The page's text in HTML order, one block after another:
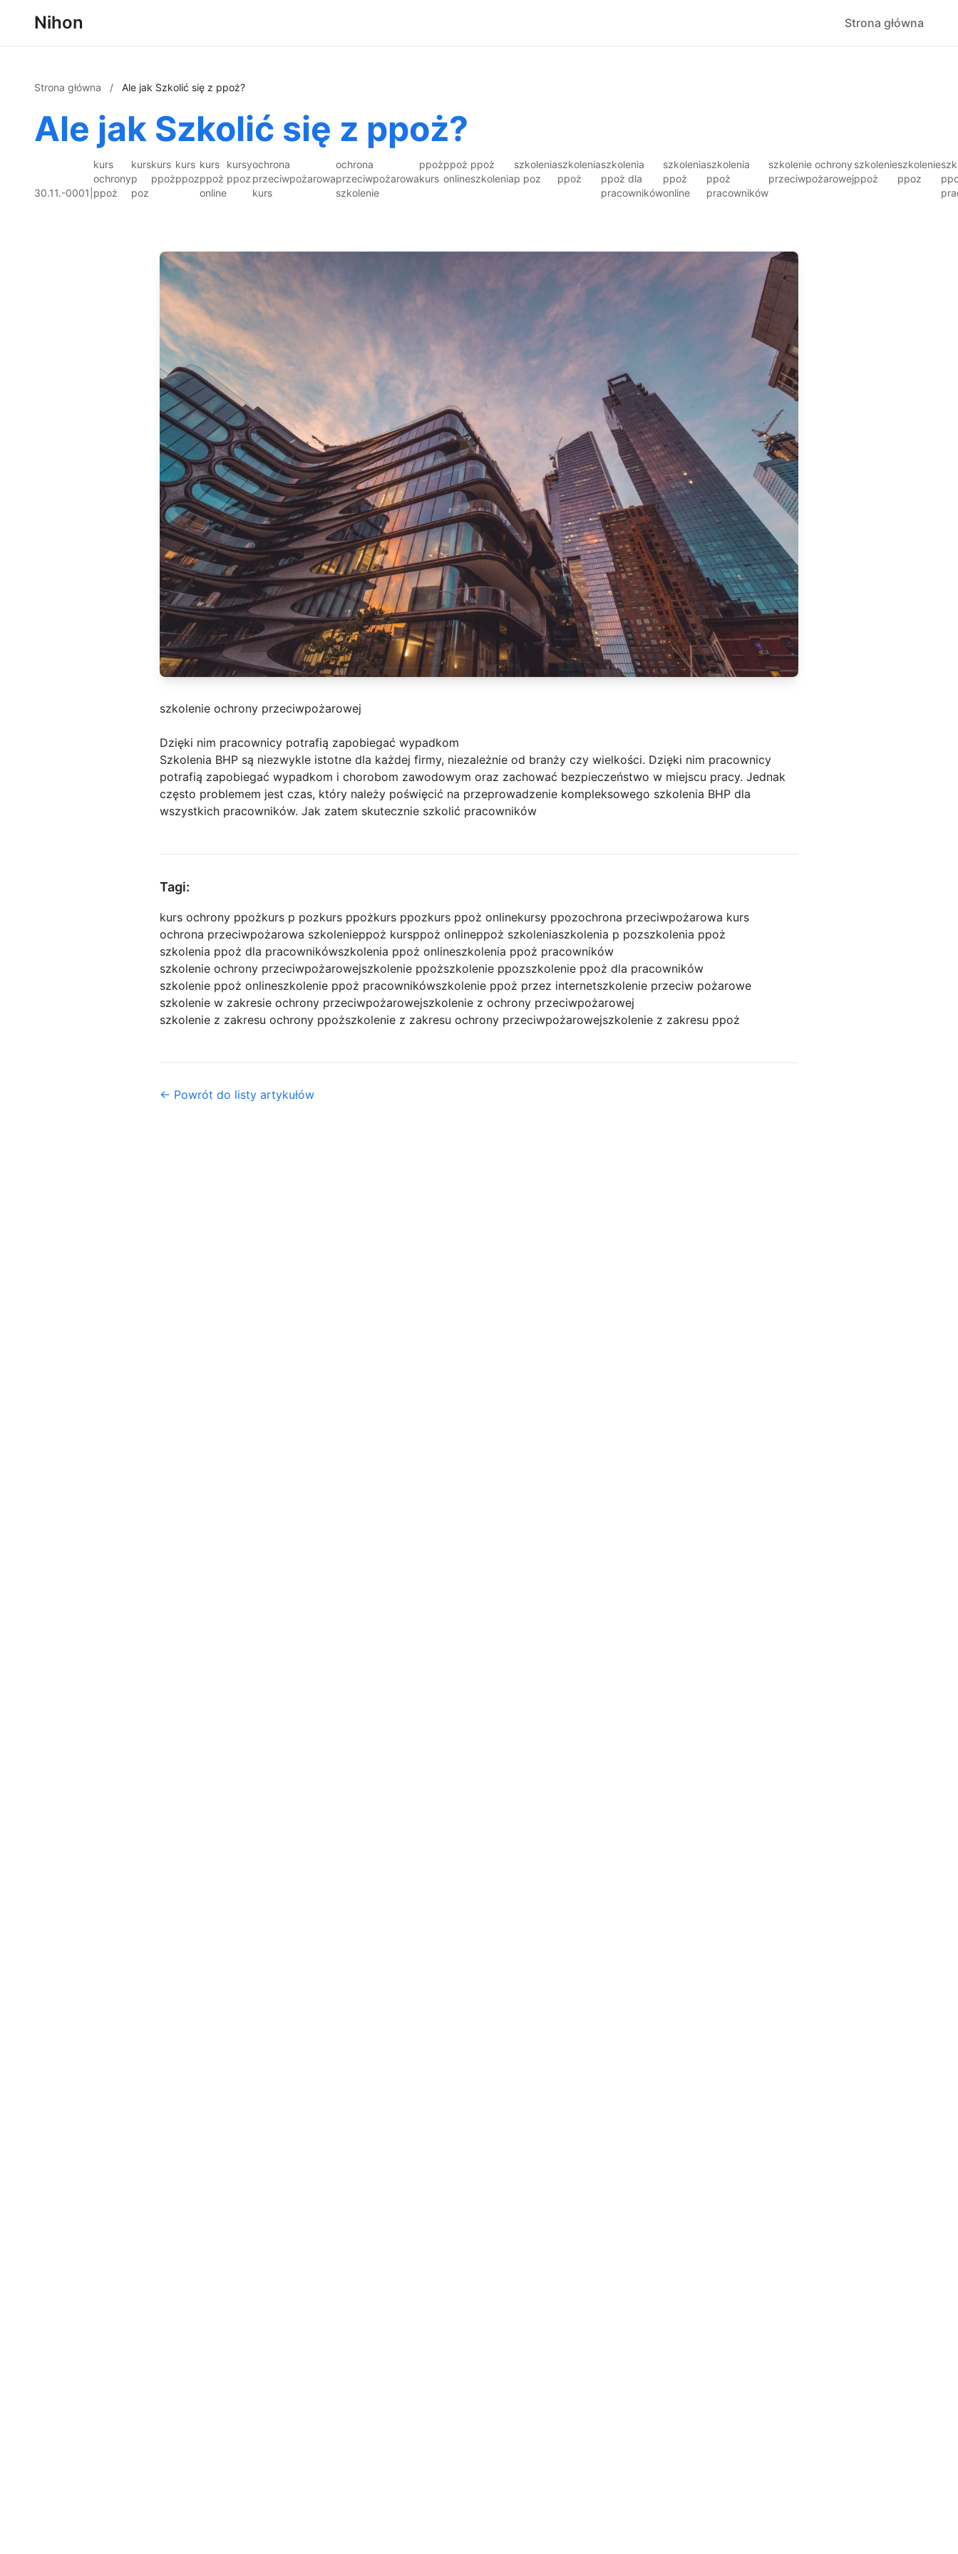
Nihon Strona główna
Strona główna / Ale jak Szkolić się z ppoż?
Ale jak Szkolić się z ppoż?
30.11.-0001
kurs
ochrony
ppoż
kurs
p
poz
kurs
ppoż
kurs
ppoz
kurs
ppoż
online
kursy
ppoz
ochrona
przeciwpożarowa
kurs
ochrona
przeciwpożarowa
szkolenie
ppoż
kurs
ppoż
online
ppoż
szkolenia
szkolenia
p poz
szkolenia
ppoż
szkolenia
ppoż dla
pracowników
szkolenia
ppoż
online
szkolenia
ppoż
pracowników
szkolenie ochrony
przeciwpożarowej
szkolenie
ppoż
szkolenie
ppoz
szkolenie ochrony przeciwpożarowej
Dzięki nim pracownicy potrafią zapobiegać wypadkom
Szkolenia BHP są niezwykle istotne dla każdej firmy, niezależnie od branży czy wielkości. Dzięki nim pracownicy
potrafią zapobiegać wypadkom i chorobom zawodowym oraz zachować bezpieczeństwo w miejscu pracy. Jednak
często problemem jest czas, który należy poświęcić na przeprowadzenie kompleksowego szkolenia BHP dla
wszystkich pracowników. Jak zatem skutecznie szkolić pracowników
Tagi:
kurs ochrony ppożkurs p pozkurs ppożkurs ppozkurs ppoż onlinekursy ppozochrona przeciwpożarowa kurs
ochrona przeciwpożarowa szkolenieppoż kursppoż onlineppoż szkoleniaszkolenia p pozszkolenia ppoż
szkolenia ppoż dla pracownikówszkolenia ppoż onlineszkolenia ppoż pracowników
szkolenie ochrony przeciwpożarowejszkolenie ppoższkolenie ppozszkolenie ppoż dla pracowników
szkolenie ppoż onlineszkolenie ppoż pracownikówszkolenie ppoż przez internetszkolenie przeciw pożarowe
szkolenie w zakresie ochrony przeciwpożarowejszkolenie z ochrony przeciwpożarowej
szkolenie z zakresu ochrony ppoższkolenie z zakresu ochrony przeciwpożarowejszkolenie z zakresu ppoż
← Powrót do listy artykułów